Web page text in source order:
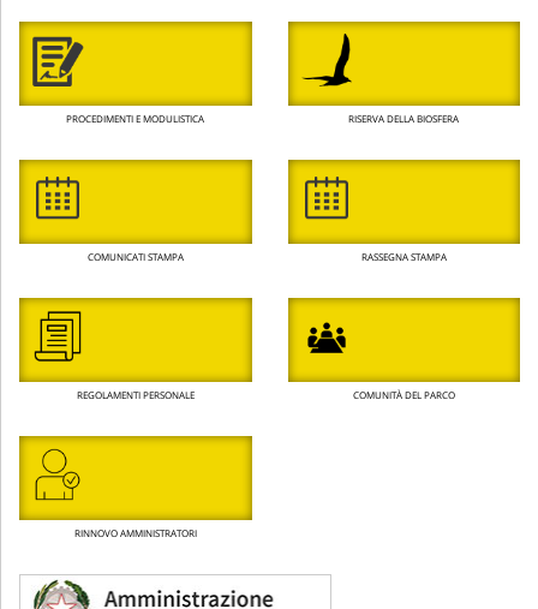
PROCEDIMENTI E MODULISTICA RISERVA DELLA BIOSFERA
COMUNICATI STAMPA RASSEGNA STAMPA
REGOLAMENTI PERSONALE COMUNITÀ DEL PARCO
RINNOVO AMMINISTRATORI